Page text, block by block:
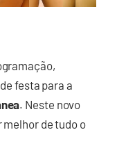
festa para a
. Neste novo
de tudo o